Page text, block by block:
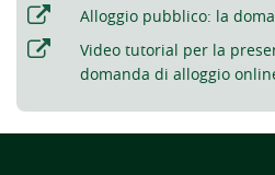
Alloggio pubblico: la
Video tutorial per la
domanda di alloggio